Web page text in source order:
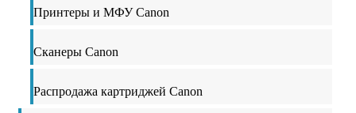
Принтеры и МФУ Canon
Сканеры Canon
Распродажа картриджей Canon